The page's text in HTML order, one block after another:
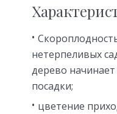
нетерпеливых
дерево
посадки;
цветение